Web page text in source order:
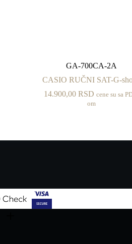
GA-700CA-2A
CASIO RUČNI SAT-G-
14.900,00RSD cene su sa
om